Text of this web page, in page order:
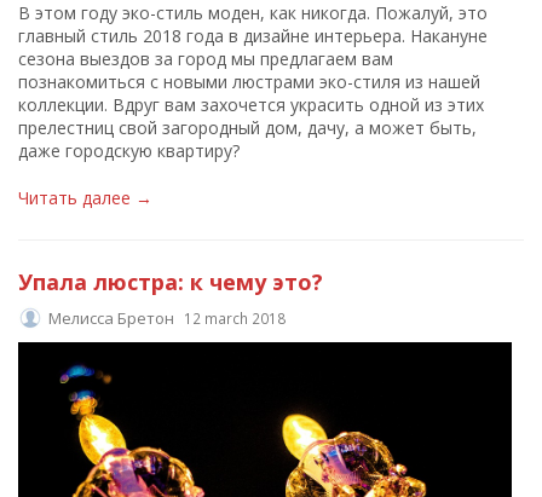
В этом году эко-стиль моден, как никогда. Пожалуй, это
главный стиль 2018 года в дизайне интерьера. Накануне
сезона выездов за город мы предлагаем вам
познакомиться с новыми люстрами эко-стиля из нашей
коллекции. Вдруг вам захочется украсить одной из этих
прелестниц свой загородный дом, дачу, а может быть,
даже городскую квартиру?
Читать далее →
Упала люстра: к чему это?
Мелисса Бретон 12 march 2018